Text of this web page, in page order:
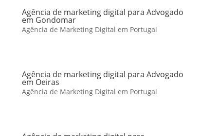
Agência de marketing digital para Advogado
em Gondomar
Agência de Marketing Digital em Portugal
Agência de marketing digital para Advogado
em Oeiras
Agência de Marketing Digital em Portugal